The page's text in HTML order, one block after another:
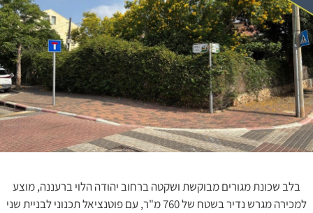
בלב שכונת מגורים מבוקשת ושקטה ברחוב יהודה הלוי ברעננה, מוצע
למכירה מגרש נדיר בשטח של 760 מ"ר, עם פוטנציאל תכנוני לבניית שני